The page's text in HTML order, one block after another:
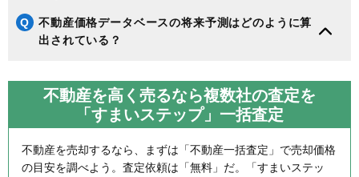
Q
不動産価格データベースの将来予測はどのように算
出されている？
不動産を高く売るなら複数社の査定を
「すまいステップ」一括査定
不動産を売却するなら、まずは「不動産一括査定」で売却価格
の目安を調べよう。査定依頼は「無料」だ。「すまいステッ